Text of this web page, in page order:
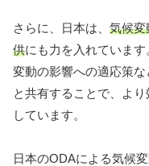
さらに、日本は、 気候変
供にも力を入れていま
変動の影響への適応策
と共有することで、よ
しています。
日本のODAによる気候